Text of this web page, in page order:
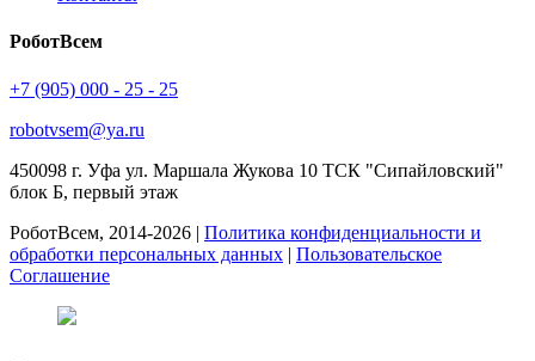
РоботВсем
+7 (905) 000 - 25 - 25
robotvsem@ya.ru
450098 г. Уфа ул. Маршала Жукова 10 ТСК "Сипайловский"
блок Б, первый этаж
РоботВсем, 2014-2026 | Политика конфиденциальности и
обработки персональных данных | Пользовательское
Соглашение